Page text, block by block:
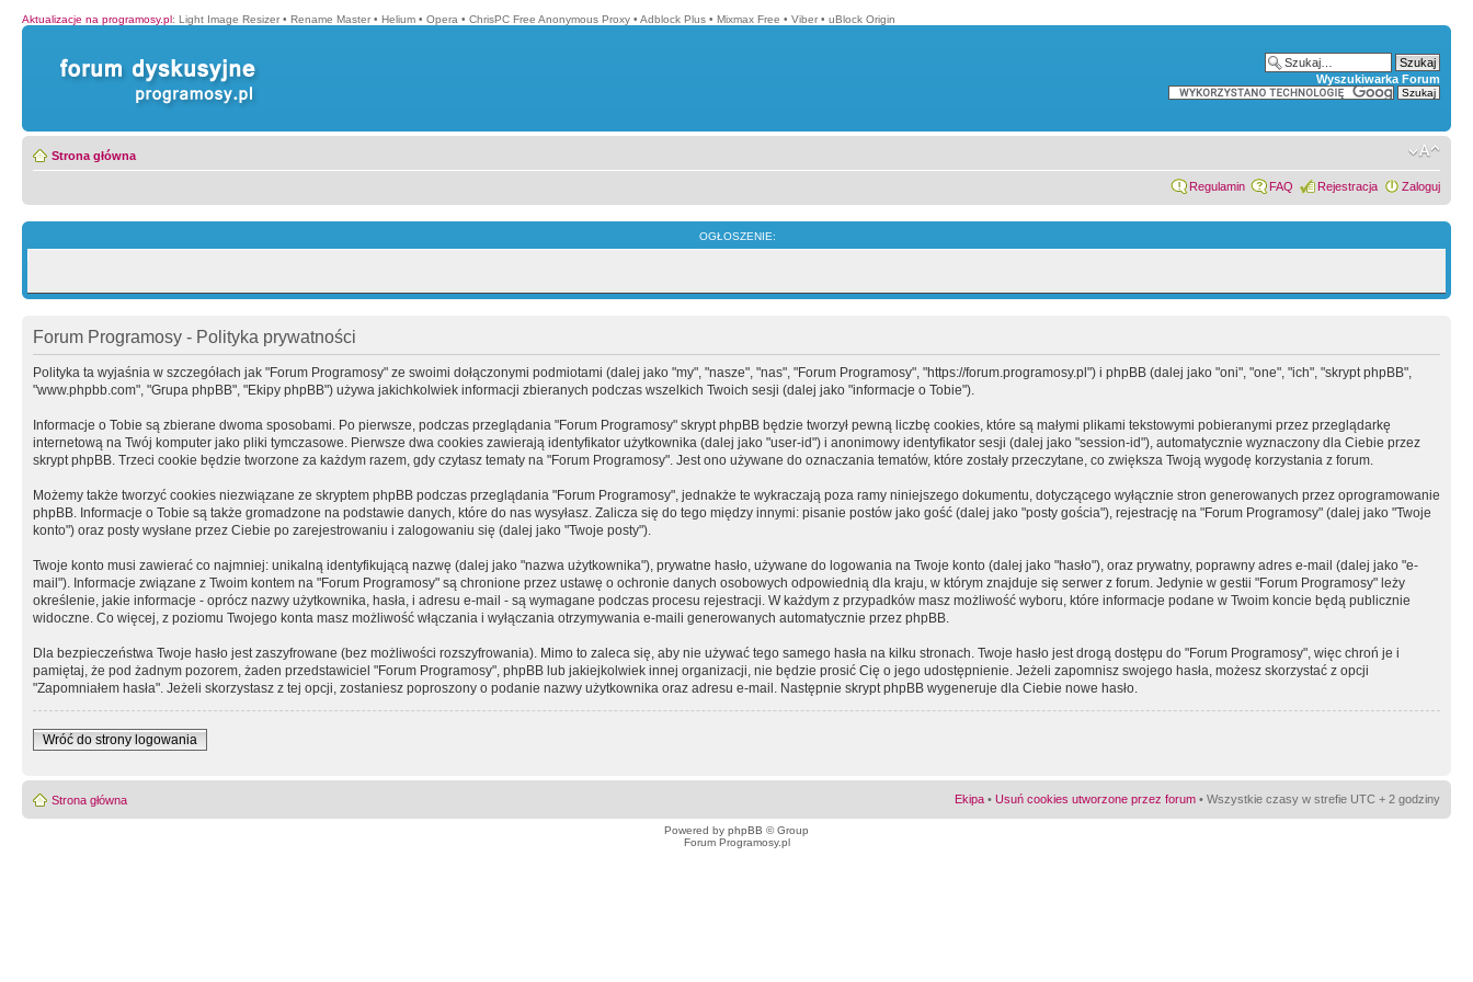
Aktualizacje na programosy.pl: Light Image Resizer • Rename Master • Helium • Opera • ChrisPC Free Anonymous Proxy • Adblock Plus • Mixmax Free • Viber • uBlock Origin
Wyszukiwarka Forum
Strona główna
Regulamin FAQ Rejestracja Zaloguj
OGŁOSZENIE:
Forum Programosy - Polityka prywatności
Polityka ta wyjaśnia w szczegółach jak "Forum Programosy" ze swoimi dołączonymi podmiotami (dalej jako "my", "nasze", "nas", "Forum Programosy", "https://forum.programosy.pl") i phpBB (dalej jako "oni", "one", "ich", "skrypt phpBB",
"www.phpbb.com", "Grupa phpBB", "Ekipy phpBB") używa jakichkolwiek informacji zbieranych podczas wszelkich Twoich sesji (dalej jako "informacje o Tobie").
Informacje o Tobie są zbierane dwoma sposobami. Po pierwsze, podczas przeglądania "Forum Programosy" skrypt phpBB będzie tworzył pewną liczbę cookies, które są małymi plikami tekstowymi pobieranymi przez przeglądarkę
internetową na Twój komputer jako pliki tymczasowe. Pierwsze dwa cookies zawierają identyfikator użytkownika (dalej jako "user-id") i anonimowy identyfikator sesji (dalej jako "session-id"), automatycznie wyznaczony dla Ciebie przez
skrypt phpBB. Trzeci cookie będzie tworzone za każdym razem, gdy czytasz tematy na "Forum Programosy". Jest ono używane do oznaczania tematów, które zostały przeczytane, co zwiększa Twoją wygodę korzystania z forum.
Możemy także tworzyć cookies niezwiązane ze skryptem phpBB podczas przeglądania "Forum Programosy", jednakże te wykraczają poza ramy niniejszego dokumentu, dotyczącego wyłącznie stron generowanych przez oprogramowanie
phpBB. Informacje o Tobie są także gromadzone na podstawie danych, które do nas wysyłasz. Zalicza się do tego między innymi: pisanie postów jako gość (dalej jako "posty gościa"), rejestrację na "Forum Programosy" (dalej jako "Twoje
konto") oraz posty wysłane przez Ciebie po zarejestrowaniu i zalogowaniu się (dalej jako "Twoje posty").
Twoje konto musi zawierać co najmniej: unikalną identyfikującą nazwę (dalej jako "nazwa użytkownika"), prywatne hasło, używane do logowania na Twoje konto (dalej jako "hasło"), oraz prywatny, poprawny adres e-mail (dalej jako "e-
mail"). Informacje związane z Twoim kontem na "Forum Programosy" są chronione przez ustawę o ochronie danych osobowych odpowiednią dla kraju, w którym znajduje się serwer z forum. Jedynie w gestii "Forum Programosy" leży
określenie, jakie informacje - oprócz nazwy użytkownika, hasła, i adresu e-mail - są wymagane podczas procesu rejestracji. W każdym z przypadków masz możliwość wyboru, które informacje podane w Twoim koncie będą publicznie
widoczne. Co więcej, z poziomu Twojego konta masz możliwość włączania i wyłączania otrzymywania e-maili generowanych automatycznie przez phpBB.
Dla bezpieczeństwa Twoje hasło jest zaszyfrowane (bez możliwości rozszyfrowania). Mimo to zaleca się, aby nie używać tego samego hasła na kilku stronach. Twoje hasło jest drogą dostępu do "Forum Programosy", więc chroń je i
pamiętaj, że pod żadnym pozorem, żaden przedstawiciel "Forum Programosy", phpBB lub jakiejkolwiek innej organizacji, nie będzie prosić Cię o jego udostępnienie. Jeżeli zapomnisz swojego hasła, możesz skorzystać z opcji
"Zapomniałem hasła". Jeżeli skorzystasz z tej opcji, zostaniesz poproszony o podanie nazwy użytkownika oraz adresu e-mail. Następnie skrypt phpBB wygeneruje dla Ciebie nowe hasło.
Wróć do strony logowania
Strona główna Ekipa • Usuń cookies utworzone przez forum • Wszystkie czasy w strefie UTC + 2 godziny
Powered by phpBB © Group
Forum Programosy.pl